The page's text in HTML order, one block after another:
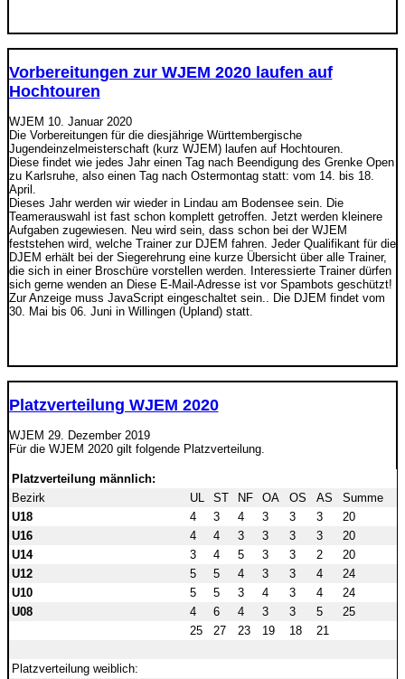
Vorbereitungen zur WJEM 2020 laufen auf
Hochtouren
WJEM 10. Januar 2020
Die Vorbereitungen für die diesjährige Württembergische
Jugendeinzelmeisterschaft (kurz WJEM) laufen auf Hochtouren.
Diese findet wie jedes Jahr einen Tag nach Beendigung des Grenke Open
zu Karlsruhe, also einen Tag nach Ostermontag statt: vom 14. bis 18.
April.
Dieses Jahr werden wir wieder in Lindau am Bodensee sein. Die
Teamerauswahl ist fast schon komplett getroffen. Jetzt werden kleinere
Aufgaben zugewiesen. Neu wird sein, dass schon bei der WJEM
feststehen wird, welche Trainer zur DJEM fahren. Jeder Qualifikant für die
DJEM erhält bei der Siegerehrung eine kurze Übersicht über alle Trainer,
die sich in einer Broschüre vorstellen werden. Interessierte Trainer dürfen
sich gerne wenden an Diese E-Mail-Adresse ist vor Spambots geschützt!
Zur Anzeige muss JavaScript eingeschaltet sein.
. Die DJEM findet vom
30. Mai bis 06. Juni in Willingen (Upland) statt.
Platzverteilung WJEM 2020
WJEM 29. Dezember 2019
Für die WJEM 2020 gilt folgende Platzverteilung.
Platzverteilung männlich:
Bezirk
UL ST NF OA OS AS
Summe
U18
4 3 4 3 3 3
20
U16
4 4 3 3 3 3
20
U14
3 4 5 3 3 2
20
U12
5 5 4 3 3 4
24
U10
5 5 3 4 3 4
24
U08
4 6 4 3 3 5
25
25
27 23 19 18 21
Platzverteilung weiblich: